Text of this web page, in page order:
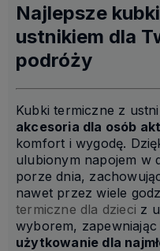
Najlepsze
ustnikiem dla
podróży
Kubki termiczne z
akcesoria dla osób
komfort i wygodę.
ulubionym napojem w
porze dnia,
nawet przez wiele
termiczne dla dzieci z
wyborem, zapewniając
użytkowanie dla